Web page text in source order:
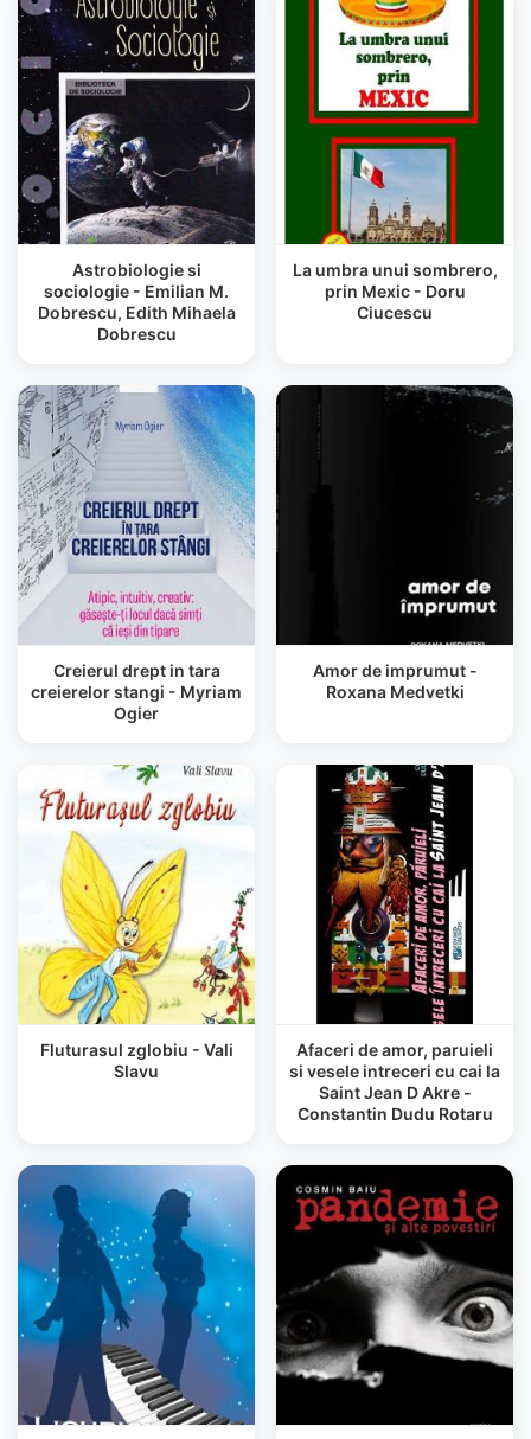
Astrobiologie si
sociologie - Emilian M.
Dobrescu, Edith Mihaela
Dobrescu
La umbra unui sombrero,
prin Mexic - Doru
Ciucescu
Creierul drept in tara
creierelor stangi - Myriam
Ogier
Amor de imprumut -
Roxana Medvetki
Fluturasul zglobiu - Vali
Slavu
Afaceri de amor, paruieli
si vesele intreceri cu cai la
Saint Jean D Akre -
Constantin Dudu Rotaru